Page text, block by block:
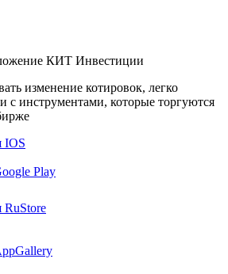
КИТ Инвестиции
изменение котировок, легко
с инструментами, которые торгуются
IOS
Play